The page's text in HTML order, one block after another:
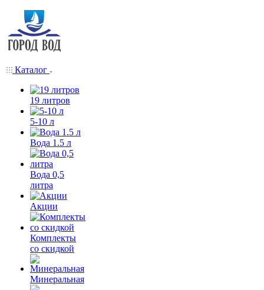
Каталог
19 литров
5-10 л
Вода 1.5 л
Вода 0,5
литра
Акции
Комплекты
со скидкой
Минеральная